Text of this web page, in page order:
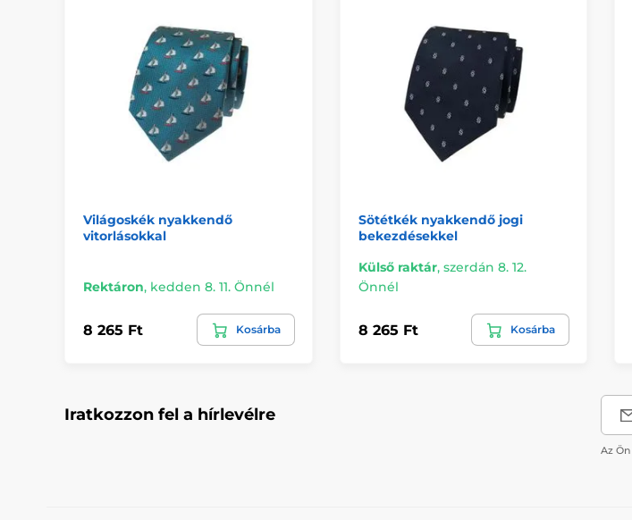
Világoskék nyakkendő
vitorlásokkal
Rektáron, kedden 8. 11. Önnél
8 265 Ft Kosárba
Sötétkék nyakkendő jogi
bekezdésekkel
Külső raktár, szerdán 8. 12.
Önnél
8 265 Ft Kosárba
Iratkozzon fel a hírlevélre
Az Ön